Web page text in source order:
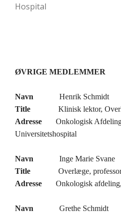
Hospital
ØVRIGE MEDLEMMER
Navn Henrik Schmidt
Title Klinisk lektor,
Adresse Onkologisk
Universitetshospital
Navn
Inge Marie Svane
Title Overlæge, professor,
Adresse Onkologisk afdeling,
Navn Grethe Schmidt